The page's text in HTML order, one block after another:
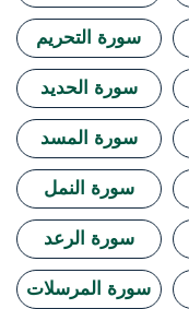
سورة التحريم
سورة الحديد
سورة المسد
سورة النمل
سورة الرعد
سورة المرسلات